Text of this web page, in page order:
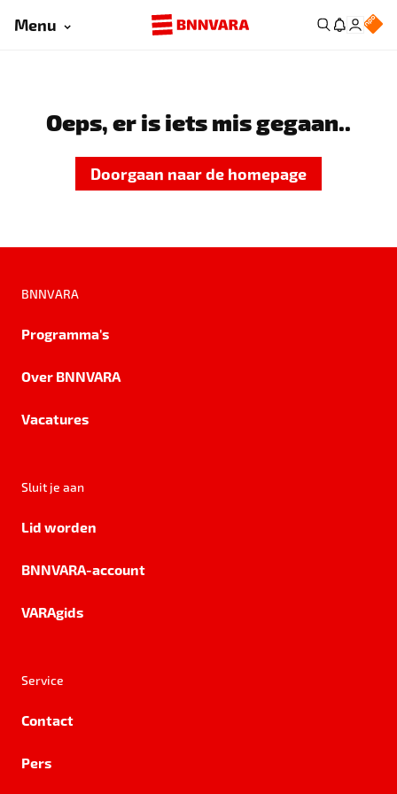
Menu
Oeps, er is iets mis gegaan..
Doorgaan naar de homepage
BNNVARA
Programma's
Over BNNVARA
Vacatures
Sluit je aan
Lid worden
BNNVARA-account
VARAgids
Service
Contact
Pers